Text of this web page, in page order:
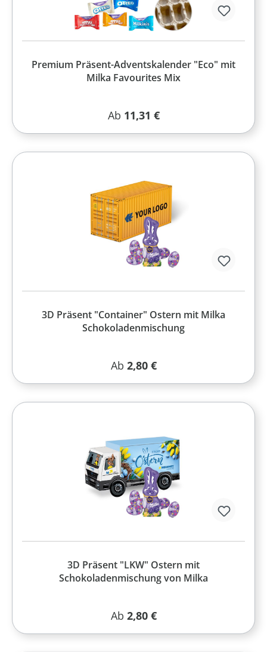
Premium Präsent-Adventskalender "Eco" mit
Milka Favourites Mix
Regulärer Preis:
Ab 11,31 €
3D Präsent "Container" Ostern mit Milka
Schokoladenmischung
Regulärer Preis:
Ab 2,80 €
3D Präsent "LKW" Ostern mit
Schokoladenmischung von Milka
Regulärer Preis:
Ab 2,80 €